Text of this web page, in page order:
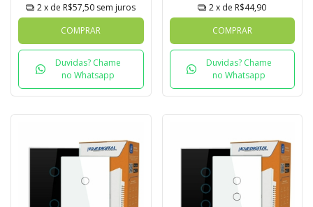
2x de R$57,50 sem juros
COMPRAR
Duvidas? Chame
no Whatsapp
2x de R$44,90
COMPRAR
Duvidas? Chame
no Whatsapp